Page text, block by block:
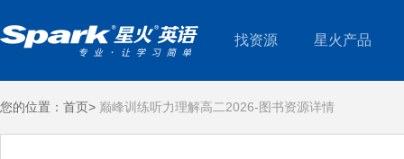
找资源 星火产品
您的位置： 首页> 巅峰训练听力理解高二2026-图书资源详情